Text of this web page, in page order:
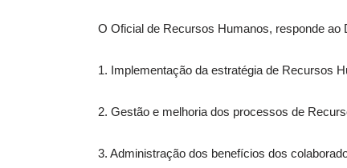
O Oficial de Recursos Humanos, responde
1. Implementação da estratégia de Recursos
2. Gestão e melhoria dos processos de
3. Administração dos benefícios dos